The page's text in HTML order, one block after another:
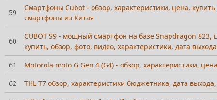
59
Смартфоны Cubot - обзор, характеристики, цена,
смартфоны из Китая
60
CUBOT S9 - мощный смартфон на базе Snapdragon 823,
купить, обзор, фото, видео, характеристики, дата выхода
61
Motorola moto G Gen.4 (G4) - обзор, характеристики,
62
THL T7 обзор, характеристики бюджетника, дата